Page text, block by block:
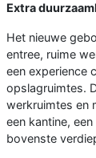
Extra
Het nieuwe
entree, ruime
een experience
opslagruimtes.
werkruimtes en
een kantine,
bovenste